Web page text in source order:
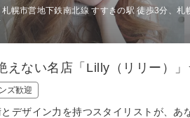
札幌市営地下鉄南北線 すすきの駅 徒歩3分、
えない名店「Lilly（リリー）
ズ歓迎
デザイン力を持つスタイリストが、あ